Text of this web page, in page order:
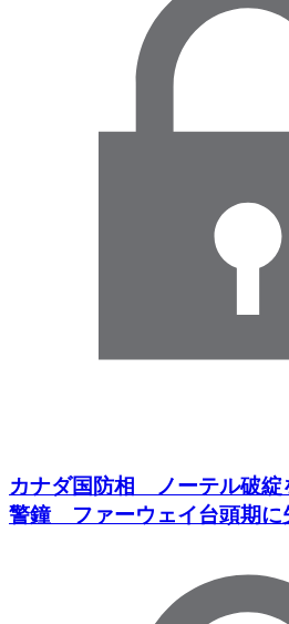
カナダ国防相 ノーテル破綻
警鐘 ファーウェイ台頭期に